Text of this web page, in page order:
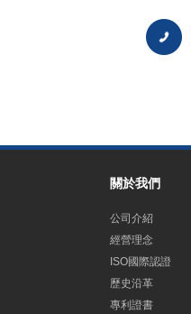
關於我們
公司介紹
經營理念
ISO國際認證
歷史沿革
專利證書